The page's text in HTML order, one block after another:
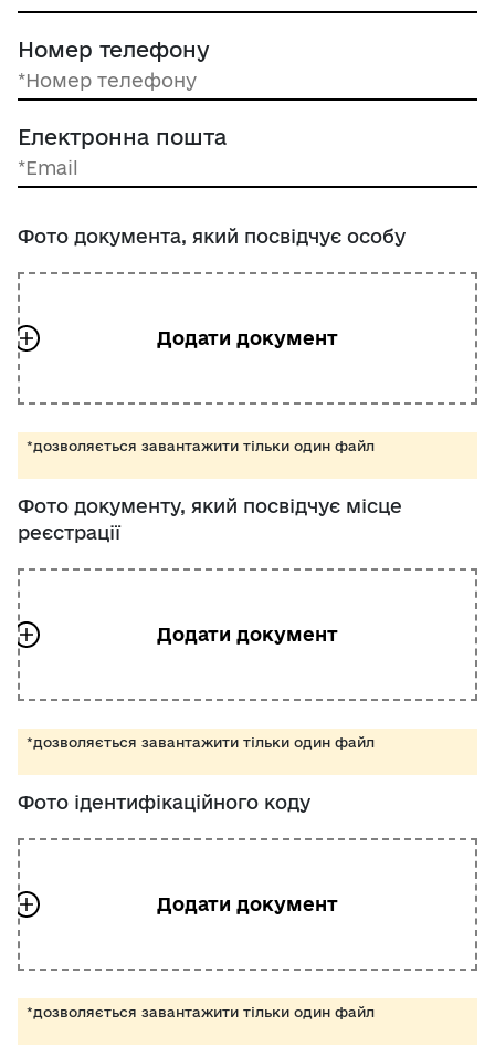
Номер телефону
Електронна пошта
Фото документа, який посвідчує особу
*дозволяється завантажити тільки один файл
Фото документу, який посвідчує місце
реєстрації
*дозволяється завантажити тільки один файл
Фото ідентифікаційного коду
*дозволяється завантажити тільки один файл